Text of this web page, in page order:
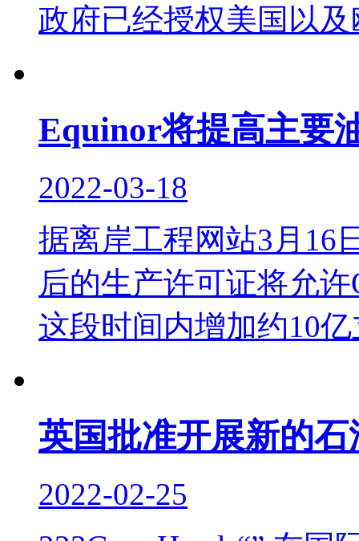
政府已经授权美国以
Equinor将提高主要
2022-03-18
据离岸工程网站3月16
后的生产许可证将允许
这段时间内增加约10
英国批准开展新的
2022-02-25